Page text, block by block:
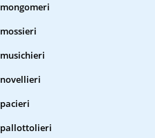
mongomeri
mossieri
musichieri
novellieri
pacieri
pallottolieri